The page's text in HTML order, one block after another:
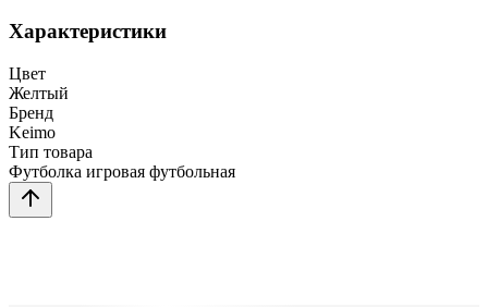
Характеристики
Цвет
Желтый
Бренд
Keimo
Тип товара
Футболка игровая футбольная